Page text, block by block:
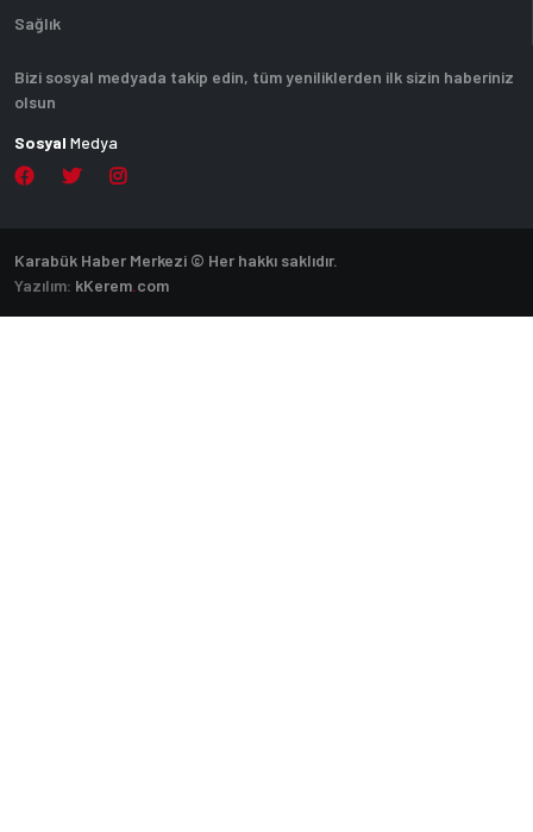
Sağlık
Bizi sosyal medyada takip edin, tüm yeniliklerden ilk sizin haberiniz
olsun
Sosyal Medya
Karabük Haber Merkezi © Her hakkı saklıdır.
Yazılım: kKerem.com